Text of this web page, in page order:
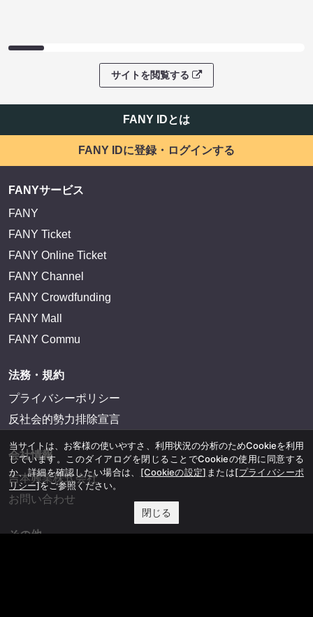
サイトを閲覧する
FANY IDとは
FANY IDに登録・ログインする
FANYサービス
FANY
FANY Ticket
FANY Online Ticket
FANY Channel
FANY Crowdfunding
FANY Mall
FANY Commu
法務・規約
プライバシーポリシー
反社会的勢力排除宣言
会社情報
吉本興業株式会社
お問い合わせ
その他
当サイトは、お客様の使いやすさ、利用状況の分析のためCookieを利用
しています。このダイアログを閉じることでCookieの使用に同意する
か、詳細を確認したい場合は、 [Cookieの設定] または[プライバシーポ
リシー]をご参照ください。
閉じる